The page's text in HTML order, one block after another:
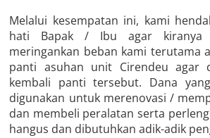
Melalui kesempatan ini, kami
hati Bapak / Ibu agar kiranya
meringankan beban kami terutama
panti asuhan unit Cirendeu agar
kembali panti tersebut. Dana
digunakan untuk merenovasi /
dan membeli peralatan serta
hangus dan dibutuhkan adik-adik